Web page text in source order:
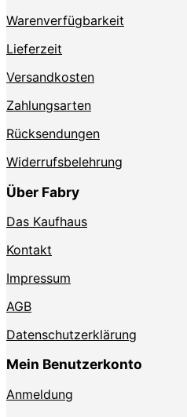
Produktseite
gewählt
Warenverfügbarkeit
Lieferzeit
Versandkosten
Zahlungsarten
Rücksendungen
Widerrufsbelehrung
Über Fabry
Das Kaufhaus
Kontakt
Impressum
AGB
Datenschutzerklärung
Mein Benutzerkonto
Anmeldung